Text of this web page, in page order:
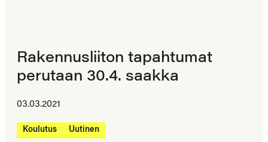
Rakennusliiton tapahtumat
perutaan 30.4. saakka
03.03.2021
Koulutus Uutinen